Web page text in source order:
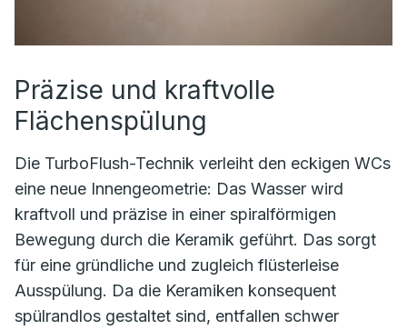
Präzise und kraftvolle
Flächenspülung
Die TurboFlush-Technik verleiht den eckigen WCs
eine neue Innengeometrie: Das Wasser wird
kraftvoll und präzise in einer spiralförmigen
Bewegung durch die Keramik geführt. Das sorgt
für eine gründliche und zugleich flüsterleise
Ausspülung. Da die Keramiken konsequent
spülrandlos gestaltet sind, entfallen schwer